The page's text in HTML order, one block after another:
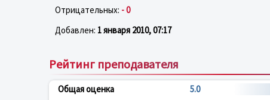
Отрицательных: - 0
Добавлен: 1 января 2010, 07:17
Рейтинг преподавателя
Общая оценка 5.0